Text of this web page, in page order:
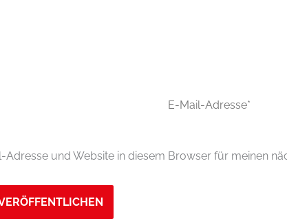
E-
Adresse und Website in diesem Browser für meinen